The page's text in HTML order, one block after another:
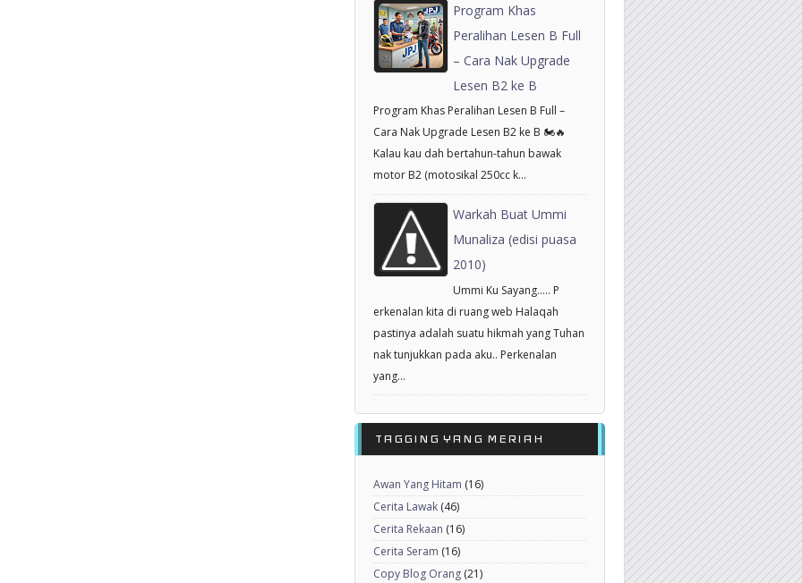
Program Khas
Peralihan Lesen B Full
– Cara Nak Upgrade
Lesen B2 ke B
Program Khas Peralihan Lesen B Full –
Cara Nak Upgrade Lesen B2 ke B 🏍️🔥
Kalau kau dah bertahun-tahun bawak
motor B2 (motosikal 250cc k...
Warkah Buat Ummi
Munaliza (edisi puasa
2010)
Ummi Ku Sayang..... P
erkenalan kita di ruang web Halaqah
pastinya adalah suatu hikmah yang Tuhan
nak tunjukkan pada aku.. Perkenalan
yang...
TAGGING YANG MERIAH
Awan Yang Hitam (16)
Cerita Lawak (46)
Cerita Rekaan (16)
Cerita Seram (16)
Copy Blog Orang (21)